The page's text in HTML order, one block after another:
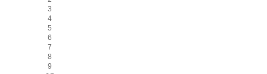
3
4
5
6
7
8
9